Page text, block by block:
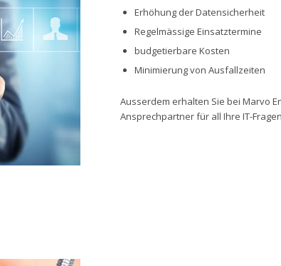
Erhöhung der Datensicherheit
Regelmässige Einsatztermine
budgetierbare Kosten
Minimierung von Ausfallzeiten
Ausserdem erhalten Sie bei Marvo
Ansprechpartner für all Ihre IT-